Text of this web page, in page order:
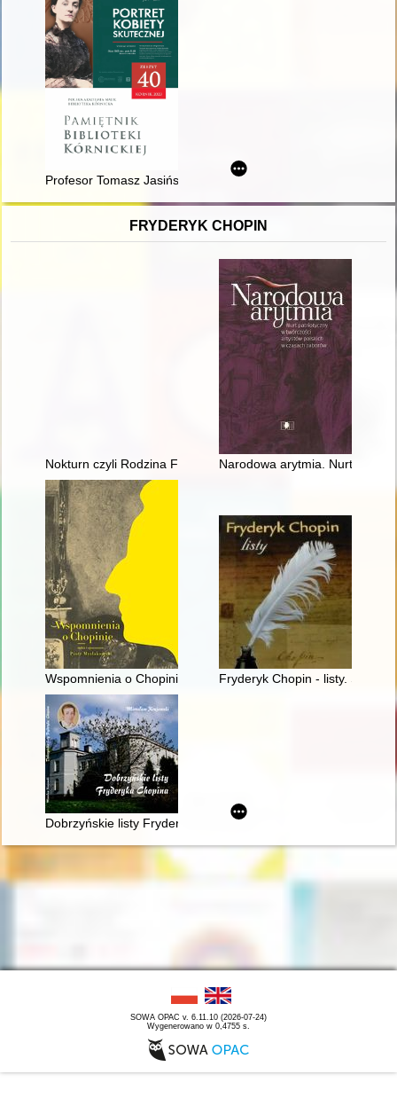
Profesor Tomasz Jasiński – 16 lat w Bibliotece Kórnickiej (13
FRYDERYK CHOPIN
Nokturn czyli Rodzina Fryderyka Chopina i Warszawa w
Narodowa arytmia. Nurt
Wspomnienia o Chopinie. Cz. 1Fryderyk Chopin - listy.
Dobrzyńskie listy Fryderyka F. Chopina. Fryderyk Chopin na
SOWA OPAC v. 6.11.10 (2026-07-24)
Wygenerowano w 0,4755 s.